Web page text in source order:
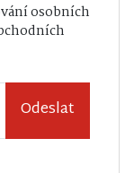
osobních
Odeslat